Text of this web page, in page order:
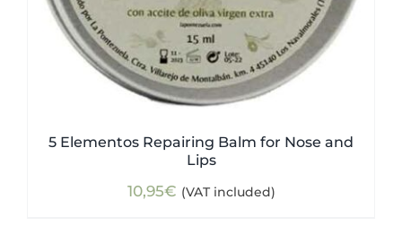
5 Elementos Repairing Balm for Nose and
Lips
10,95€ (VAT included)